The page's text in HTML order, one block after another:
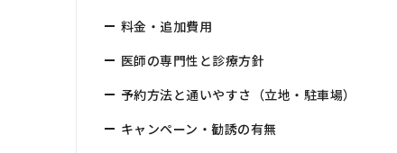
料金・追加費用
医師の専門性と診療方針
予約方法と通いやすさ（立地・駐車場）
キャンペーン・勧誘の有無